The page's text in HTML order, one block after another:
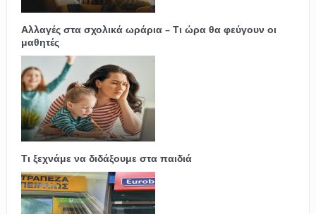
Αλλαγές στα σχολικά ωράρια – Τι ώρα θα φεύγουν οι
μαθητές
Τι ξεχνάμε να διδάξουμε στα παιδιά